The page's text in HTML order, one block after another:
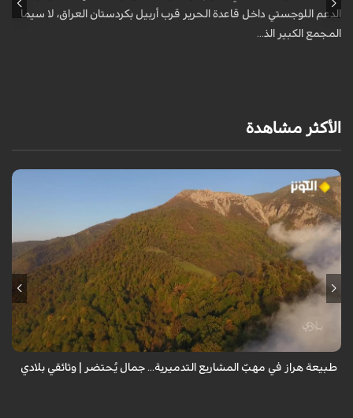
الدعم اللوجستي داخل قاعدة الحرير قرب أربيل بكردستان العراق، لا سيما
المجمع الكبير الذ...
الأكثر مشاهدة
من قلب طبيعة هراز التي كانت يوماً من أجمل الموائل الطبيعية في إيران، يحذر
المعد من كارثة بيئية: "وحش الأعمال والمشاريع التدميرية تنهش بجسم
طبيعة هراز في مهبّ المشاريع التدميرية... جمال يُحتضر | وثائقي بلادي